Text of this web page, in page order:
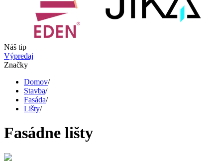
Náš tip
Výpredaj
Značky
Domov/
Stavba/
Fasáda/
Lišty/
Fasádne lišty